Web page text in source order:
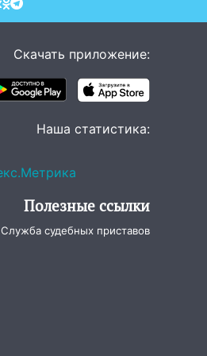
Скачать приложение:
Наша статистика:
Полезные ссылки
Служба судебных приставов